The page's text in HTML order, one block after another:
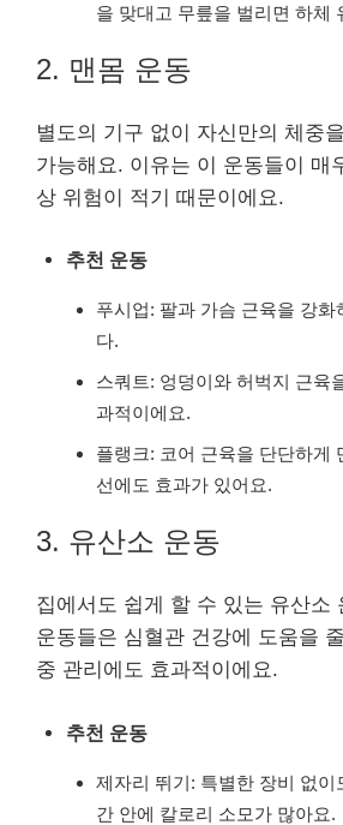
을 맞대고 무릎을 벌리면 하체
2. 맨몸 운동
별도의 기구 없이 자신만의 체중
가능해요. 이유는 이 운동들이 매
상 위험이 적기 때문이에요.
추천 운동
푸시업: 팔과 가슴 근육을 강화
다.
스쿼트: 엉덩이와 허벅지 근육
과적이에요.
플랭크: 코어 근육을 단단하게
선에도 효과가 있어요.
3. 유산소 운동
집에서도 쉽게 할 수 있는 유산소
운동들은 심혈관 건강에 도움을
중 관리에도 효과적이에요.
추천 운동
제자리 뛰기: 특별한 장비 없이
간 안에 칼로리 소모가 많아요.